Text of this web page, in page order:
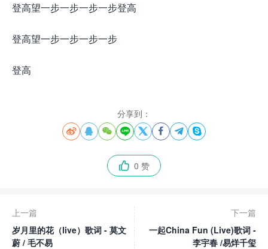
登高望一步一步一步一步登高
登高望一步一步一步一步
登高
分享到：
       
 0 赞
上一篇
岁月里的花（live）歌词 - 莫文
蔚 / 毛不易
下一篇
一起China Fun (Live)歌词 -
李宇春 /易烊千玺